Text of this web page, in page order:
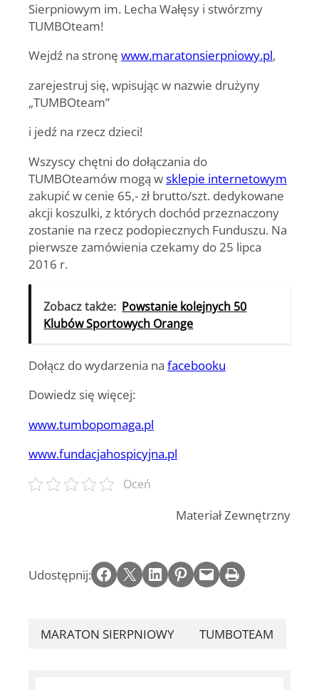
Sierpniowym im. Lecha Wałęsy i stwórzmy
TUMBOteam!
Wejdź na stronę www.maratonsierpniowy.pl,
zarejestruj się, wpisując w nazwie drużyny
„TUMBOteam”
i jedź na rzecz dzieci!
Wszyscy chętni do dołączania do
TUMBOteamów mogą wsklepie internetowym
zakupić w cenie 65,- zł brutto/szt. dedykowane
akcji koszulki, z których dochód przeznaczony
zostanie na rzecz podopiecznych Funduszu. Na
pierwsze zamówienia czekamy do 25 lipca
2016 r.
Zobacz także: Powstanie kolejnych 50
Klubów Sportowych Orange
Dołącz do wydarzenia na facebooku
Dowiedz się więcej:
www.tumbopomaga.pl
www.fundacjahospicyjna.pl
Oceń
Materiał Zewnętrzny
Udostępnij: Share on Facebook Email this Page Share on LinkedIn Share on Pinterest Email this Page Print this Page
MARATON SIERPNIOWY TUMBOTEAM